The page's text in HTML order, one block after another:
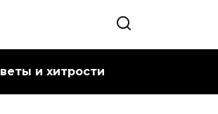
и хитрости